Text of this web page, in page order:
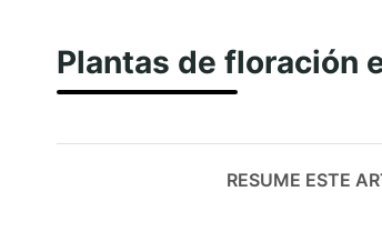
Plantas de floración
RESUME ESTE